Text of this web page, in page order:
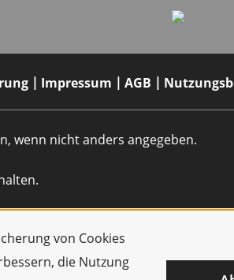
von Cookies
die Nutzung
Impressum AGB
wenn nicht anders angegeben.